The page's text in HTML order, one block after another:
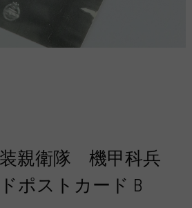
親衛隊 機甲科兵
ポストカード B